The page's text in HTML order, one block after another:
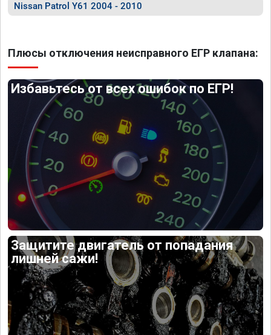
Nissan Patrol Y61 2004 - 2010
Плюсы отключения неисправного ЕГР клапана:
Избавьтесь от всех ошибок по ЕГР!
Защитите двигатель от попадания
лишней сажи!